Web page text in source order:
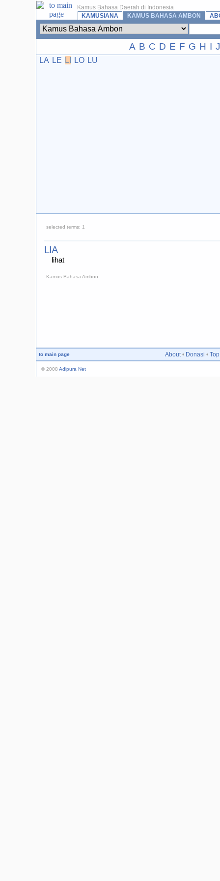
Kamus Bahasa Daerah di Indonesia
KAMUSIANA
KAMUS BAHASA AMBON
A B C D E F G H I J
LA LE LI LO LU
selected terms: 1
LIA
lihat
Kamus Bahasa Ambon
to main page About • Donasi •
© 2008 Adipura Net